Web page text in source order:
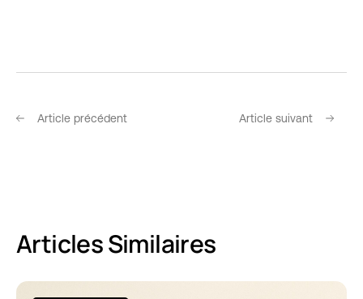
Article précédent Article suivant
Articles Similaires